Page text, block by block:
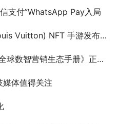
支付”WhatsApp Pay入局
NFT 手游发布首周达到 50 万次下载量
上线！解码从 “买流量” 到 “建能力” 的跃迁密码
媒体值得关注